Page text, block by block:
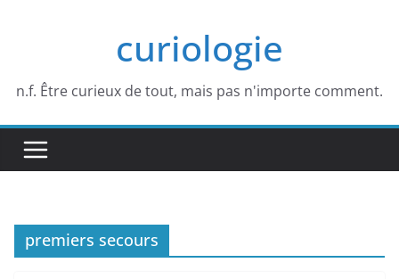
curiologie
n.f. Être curieux de tout, mais pas n'importe comment.
premiers secours